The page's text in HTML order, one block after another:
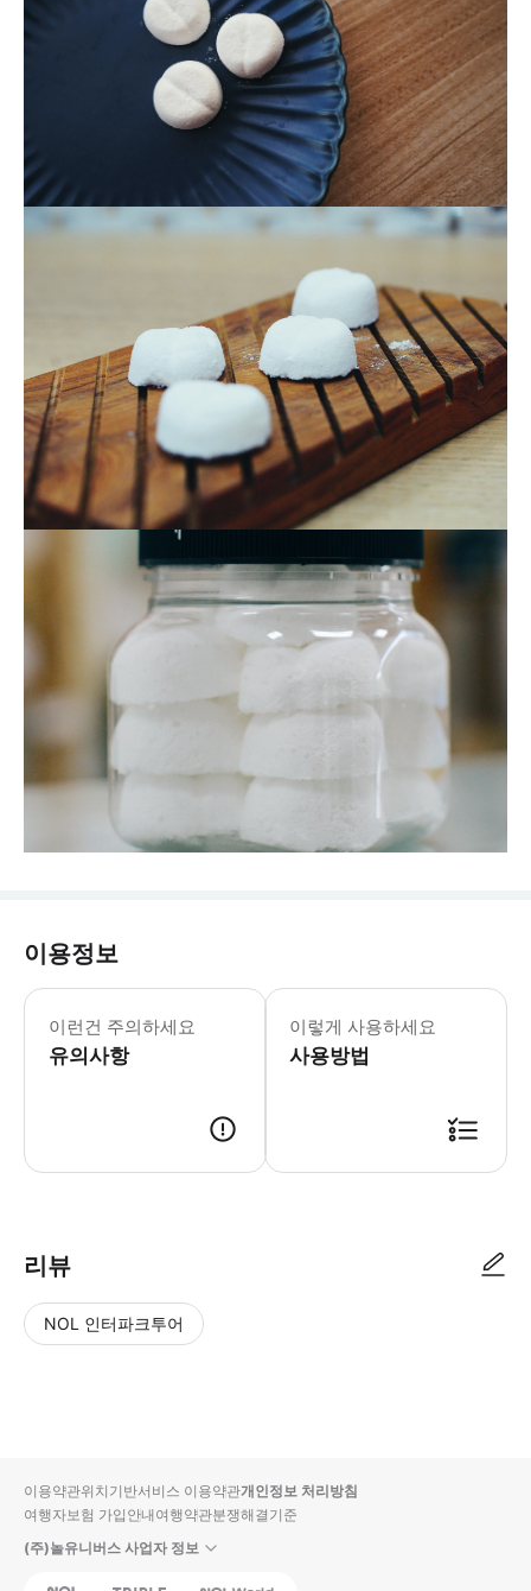
이용정보
이런건 주의하세요
유의사항
이렇게 사용하세요
사용방법
리뷰
NOL 인터파크투어
입니
다.
순
상
이용약관위치기반서비스 이용약관개인정보 처리방침
여행자보험 가입안내여행약관분쟁해결기준
(주)놀유니버스 사업자 정보